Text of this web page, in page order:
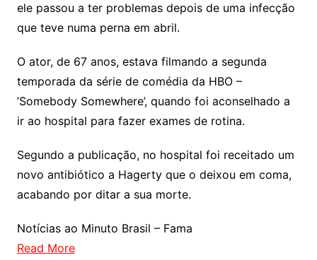
ele passou a ter problemas depois de uma infecção
que teve numa perna em abril.
O ator, de 67 anos, estava filmando a segunda
temporada da série de comédia da HBO –
’Somebody Somewhere’, quando foi aconselhado a
ir ao hospital para fazer exames de rotina.
Segundo a publicação, no hospital foi receitado um
novo antibiótico a Hagerty que o deixou em coma,
acabando por ditar a sua morte.
Notícias ao Minuto Brasil – Fama
Read More